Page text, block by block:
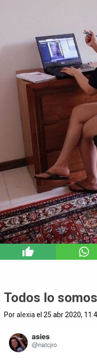
Todos lo
Poralexiael 25 abr 2020,